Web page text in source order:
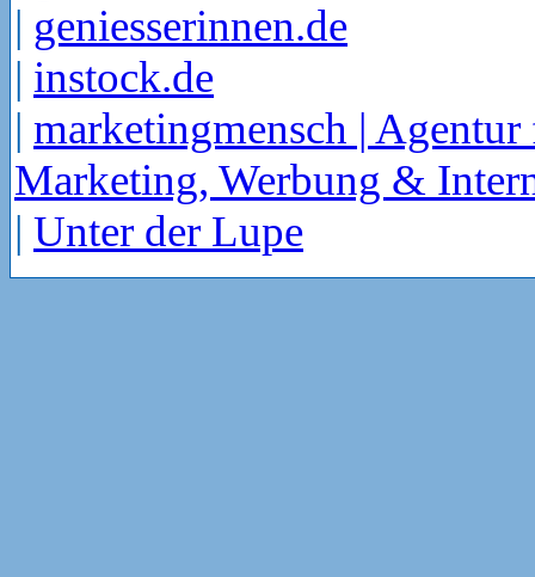
| geniesserinnen.de
| instock.de
| marketingmensch | Agentur
Marketing, Werbung &
| Unter der Lupe